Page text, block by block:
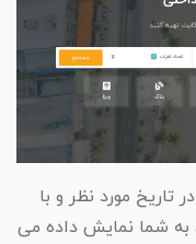
مورد نظر و با
شما نمایش داده می